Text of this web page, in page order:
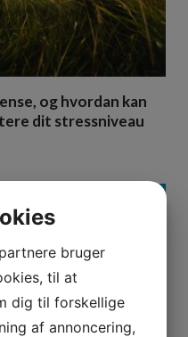
og hvordan kan
dit stressniveau
bruger
til at
dig til forskellige
af annoncering,